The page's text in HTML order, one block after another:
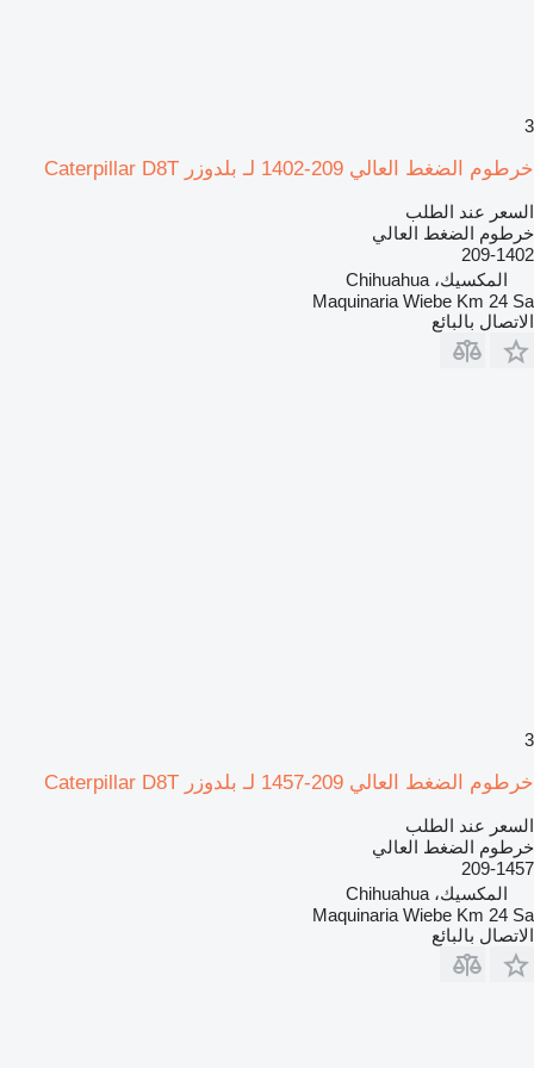
3
خرطوم الضغط العالي 209-1402 لـ بلدوزر Caterpillar D8T
السعر عند الطلب
خرطوم الضغط العالي
209-1402
المكسيك، Chihuahua
Maquinaria Wiebe Km 24 Sa
الاتصال بالبائع
3
خرطوم الضغط العالي 209-1457 لـ بلدوزر Caterpillar D8T
السعر عند الطلب
خرطوم الضغط العالي
209-1457
المكسيك، Chihuahua
Maquinaria Wiebe Km 24 Sa
الاتصال بالبائع